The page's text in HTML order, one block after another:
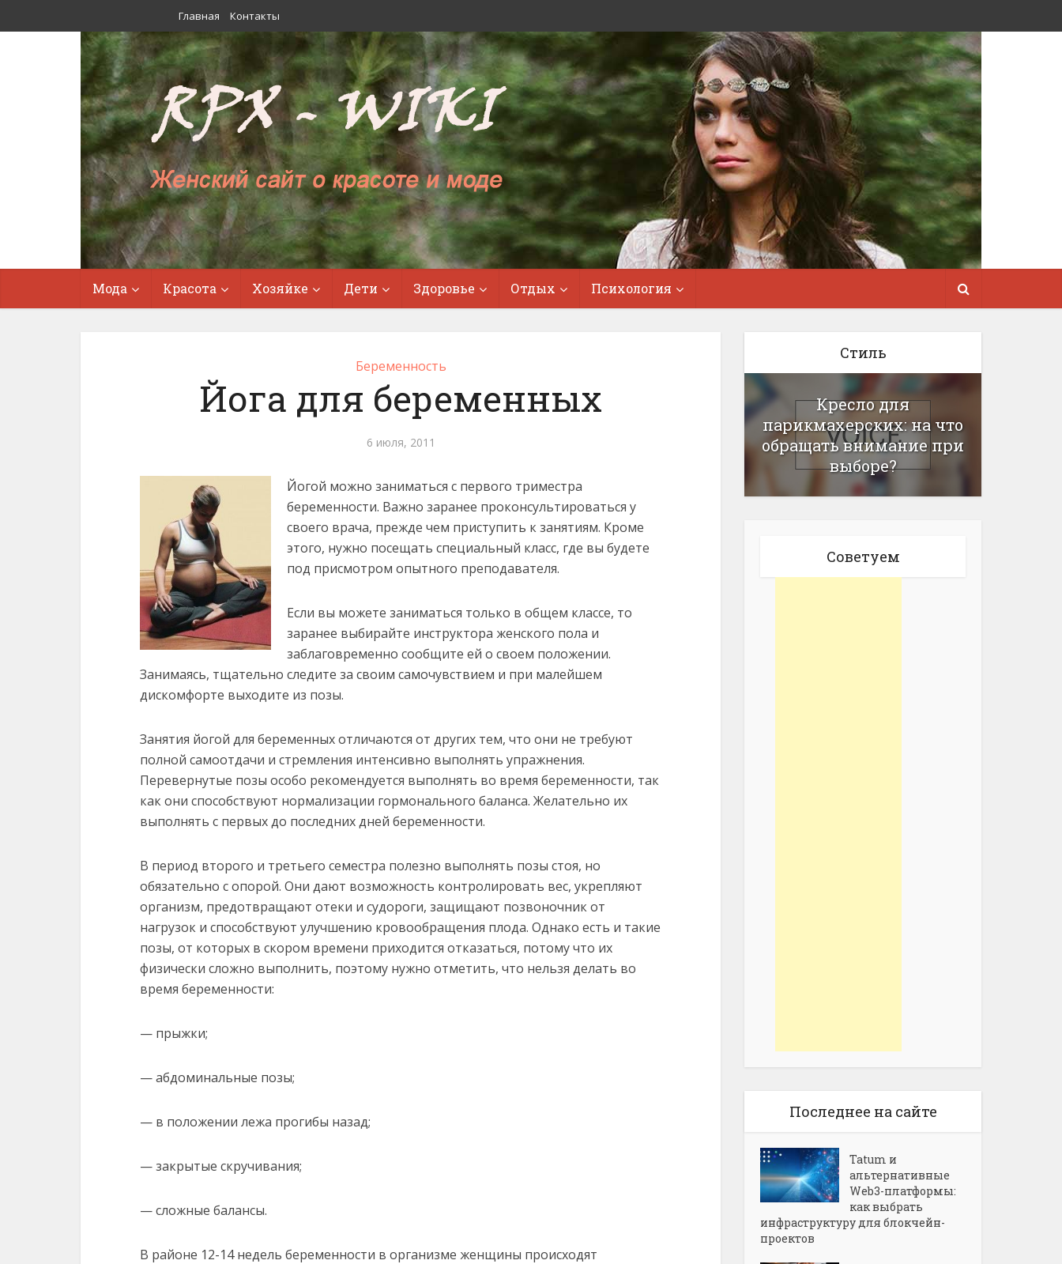
Главная Контакты
Мода Красота Хозяйке Дети Здоровье Отдых Психология
Беременность
Йога для беременных
6 июля, 2011
Йогой можно заниматься с первого триместра
беременности. Важно заранее проконсультироваться у
своего врача, прежде чем приступить к занятиям. Кроме
этого, нужно посещать специальный класс, где вы будете
под присмотром опытного преподавателя.
Если вы можете заниматься только в общем классе, то
заранее выбирайте инструктора женского пола и
заблаговременно сообщите ей о своем положении.
Занимаясь, тщательно следите за своим самочувствием и при малейшем
дискомфорте выходите из позы.
Занятия йогой для беременных отличаются от других тем, что они не требуют
полной самоотдачи и стремления интенсивно выполнять упражнения.
Перевернутые позы особо рекомендуется выполнять во время беременности, так
как они способствуют нормализации гормонального баланса. Желательно их
выполнять с первых до последних дней беременности.
В период второго и третьего семестра полезно выполнять позы стоя, но
обязательно с опорой. Они дают возможность контролировать вес, укрепляют
организм, предотвращают отеки и судороги, защищают позвоночник от
нагрузок и способствуют улучшению кровообращения плода. Однако есть и такие
позы, от которых в скором времени приходится отказаться, потому что их
физически сложно выполнить, поэтому нужно отметить, что нельзя делать во
время беременности:
— прыжки;
— абдоминальные позы;
— в положении лежа прогибы назад;
— закрытые скручивания;
— сложные балансы.
В районе 12-14 недель беременности в организме женщины происходят
Стиль
Кресло для
парикмахерских: на что
обращать внимание при
выборе?
Советуем
Последнее на сайте
Tatum и
альтернативные
Web3-платформы:
как выбрать
инфраструктуру для блокчейн-
проектов